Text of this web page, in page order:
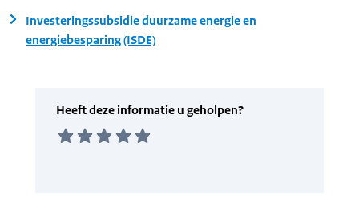
Investeringssubsidie duurzame energie en
energiebesparing (ISDE)